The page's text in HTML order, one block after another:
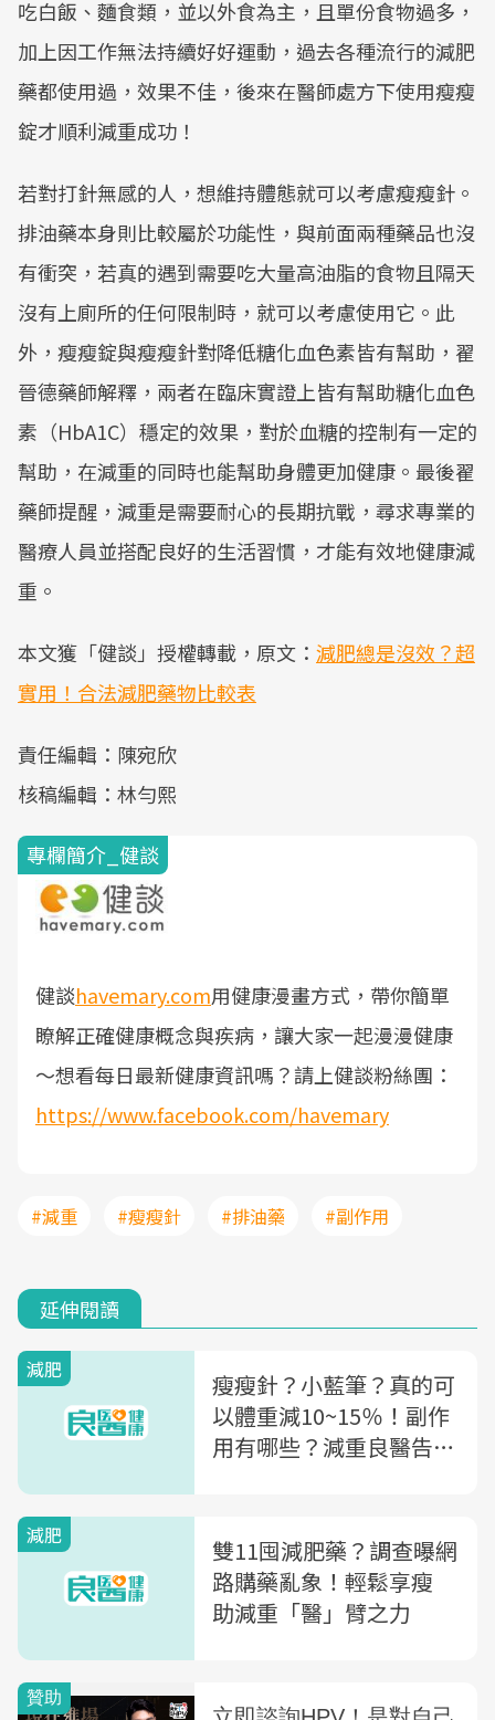
吃白飯、麵食類，並以外食為主，且單份食物過多，
加上因工作無法持續好好運動，過去各種流行的減肥
藥都使用過，效果不佳，後來在醫師處方下使用瘦瘦
錠才順利減重成功！
若對打針無感的人，想維持體態就可以考慮瘦瘦針。
排油藥本身則比較屬於功能性，與前面兩種藥品也沒
有衝突，若真的遇到需要吃大量高油脂的食物且隔天
沒有上廁所的任何限制時，就可以考慮使用它。此
外，瘦瘦錠與瘦瘦針對降低糖化血色素皆有幫助，翟
晉德藥師解釋，兩者在臨床實證上皆有幫助糖化血色
素（HbA1C）穩定的效果，對於血糖的控制有一定的
幫助，在減重的同時也能幫助身體更加健康。最後翟
藥師提醒，減重是需要耐心的長期抗戰，尋求專業的
醫療人員並搭配良好的生活習慣，才能有效地健康減
重。
本文獲「健談」授權轉載，原文： 減肥總是沒效？超
實用！合法減肥藥物比較表
責任編輯：陳宛欣
核稿編輯：林勻熙
專欄簡介_健談
健談havemary.com用健康漫畫方式，帶你簡單
瞭解正確健康概念與疾病，讓大家一起漫漫健康
～想看每日最新健康資訊嗎？請上健談粉絲團：
https://www.facebook.com/havemary
#減重 #瘦瘦針 #排油藥 #副作用
延伸閱讀
減肥
瘦瘦針？小藍筆？真的可
以體重減10~15％！副作
用有哪些？減重良醫告訴
減肥
雙11囤減肥藥？調查曝網
路購藥亂象！輕鬆享瘦
助減重「醫」臂之力